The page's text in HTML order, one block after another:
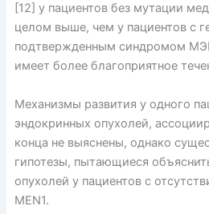
[12] у пациентов без мутации
целом выше, чем у пациентов с
подтвержденным синдромом
имеет более благоприятное
Механизмы развития у одного
эндокринных опухолей,
конца не выяснены, однако
гипотезы, пытающиеся
опухолей у пациентов с
MEN1.